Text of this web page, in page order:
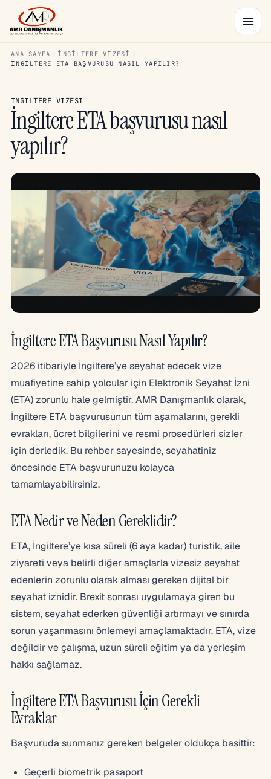
ANA SAYFA
İNGILTERE VIZESI
İNGILTERE ETA BAŞVURUSU NASIL YAPILIR?
İNGILTERE VIZESI
İngiltere ETA başvurusu nasıl
yapılır?
İngiltere ETA Başvurusu Nasıl Yapılır?
2026 itibariyle İngiltere’ye seyahat edecek vize
muafiyetine sahip yolcular için Elektronik Seyahat İzni
(ETA) zorunlu hale gelmiştir. AMR Danışmanlık olarak,
İngiltere ETA başvurusunun tüm aşamalarını, gerekli
evrakları, ücret bilgilerini ve resmi prosedürleri sizler
için derledik. Bu rehber sayesinde, seyahatiniz
öncesinde ETA başvurunuzu kolayca
tamamlayabilirsiniz.
ETA Nedir ve Neden Gereklidir?
ETA, İngiltere’ye kısa süreli (6 aya kadar) turistik, aile
ziyareti veya belirli diğer amaçlarla vizesiz seyahat
edenlerin zorunlu olarak alması gereken dijital bir
seyahat iznidir. Brexit sonrası uygulamaya giren bu
sistem, seyahat ederken güvenliği artırmayı ve sınırda
sorun yaşanmasını önlemeyi amaçlamaktadır. ETA, vize
değildir ve çalışma, uzun süreli eğitim ya da yerleşim
hakkı sağlamaz.
İngiltere ETA Başvurusu İçin Gerekli
Evraklar
Başvuruda sunmanız gereken belgeler oldukça basittir:
Geçerli biometrik pasaport